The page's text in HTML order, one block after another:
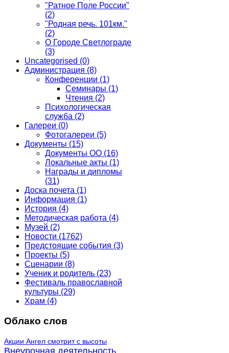
"Ратное Поле России"
(2)
"Родная речь. 101км."
(2)
О Городе Светлограде
(3)
Uncategorised (0)
Администрация (8)
Конференции (1)
Семинары (1)
Чтения (2)
Психологическая
служба (2)
Галереи (0)
Фотогалереи (5)
Документы (15)
Документы ОО (16)
Локальные акты (1)
Награды и дипломы
(31)
Доска почета (1)
Информация (1)
История (4)
Методическая работа (4)
Музей (2)
Новости (1762)
Предстоящие события (3)
Проекты (5)
Сценарии (8)
Ученик и родитель (23)
Фестиваль православной
культуры (29)
Храм (4)
Облако слов
Акции Ангел смотрит с высоты
Внеурочная деятельность